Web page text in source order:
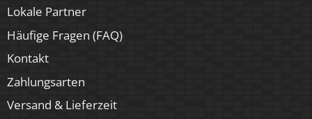
Lokale Partner
Häufige Fragen (FAQ)
Kontakt
Zahlungsarten
Versand & Lieferzeit